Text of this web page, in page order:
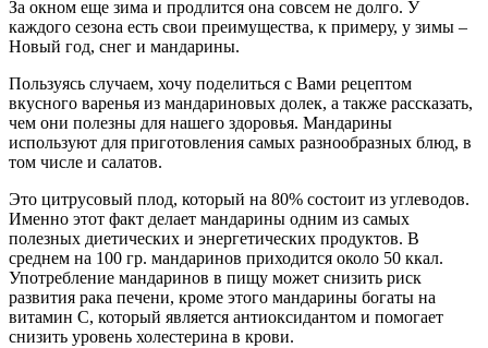
За окном еще зима и продлится она совсем не долго. У
каждого сезона есть свои преимущества, к примеру, у зимы –
Новый год, снег и мандарины.
Пользуясь случаем, хочу поделиться с Вами рецептом
вкусного варенья из мандариновых долек, а также рассказать,
чем они полезны для нашего здоровья. Мандарины
используют для приготовления самых разнообразных блюд, в
том числе и салатов.
Это цитрусовый плод, который на 80% состоит из углеводов.
Именно этот факт делает мандарины одним из самых
полезных диетических и энергетических продуктов. В
среднем на 100 гр. мандаринов приходится около 50 ккал.
Употребление мандаринов в пищу может снизить риск
развития рака печени, кроме этого мандарины богаты на
витамин С, который является антиоксидантом и помогает
снизить уровень холестерина в крови.